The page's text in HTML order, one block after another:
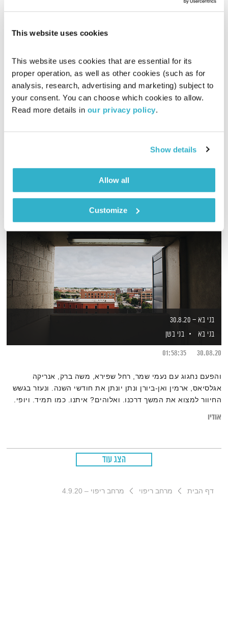
This website uses cookies
This website uses cookies that are essential for its
proper operation, as well as other cookies (such as for
analysis, research, advertising and marketing) subject to
your consent. You can choose which cookies to allow.
Read more details in our privacy policy.
Show details
Allow all
Customize
בני בא
בני בשן
04.09.22
01:00:36
והפעם, הסיפור על שבעת מסעותיו של סינבד המלח. ומוסיקה? פלא
בני בא – 30.8.20
בני בא
בני בשן
30.08.20
01:58:35
והפעם נחגוג עם נעמי שמר, רחל שפירא, משה ברק, אנריקה
אגלסיאס, ארמין ואן-ביורן ונתן יונתן את חודשי השנה. ונעזר בגשש
החיוור למצוא את המשך דרכנו. ואלוהים? איתנו. כמו תמיד. ויופי.
אודיו
הצג עוד
דף הבית מרחב ריפוי מרחב ריפוי – 4.9.20